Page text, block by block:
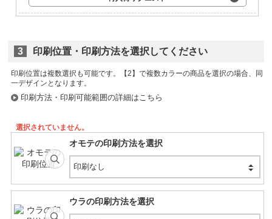
3 印刷位置・印刷方法を選択してください
印刷位置は複数選択も可能です。
印刷方法・印刷可能範囲の詳細はこちら
選択されていません。
オモテの印刷方法を選択
印刷なし
ウラの印刷方法を選択